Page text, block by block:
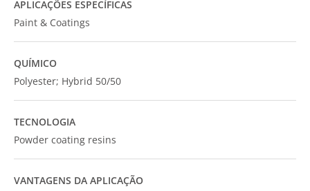
APLICAÇÕES ESPECÍFICAS
Paint & Coatings
QUÍMICO
Polyester; Hybrid 50/50
TECNOLOGIA
Powder coating resins
VANTAGENS DA APLICAÇÃO